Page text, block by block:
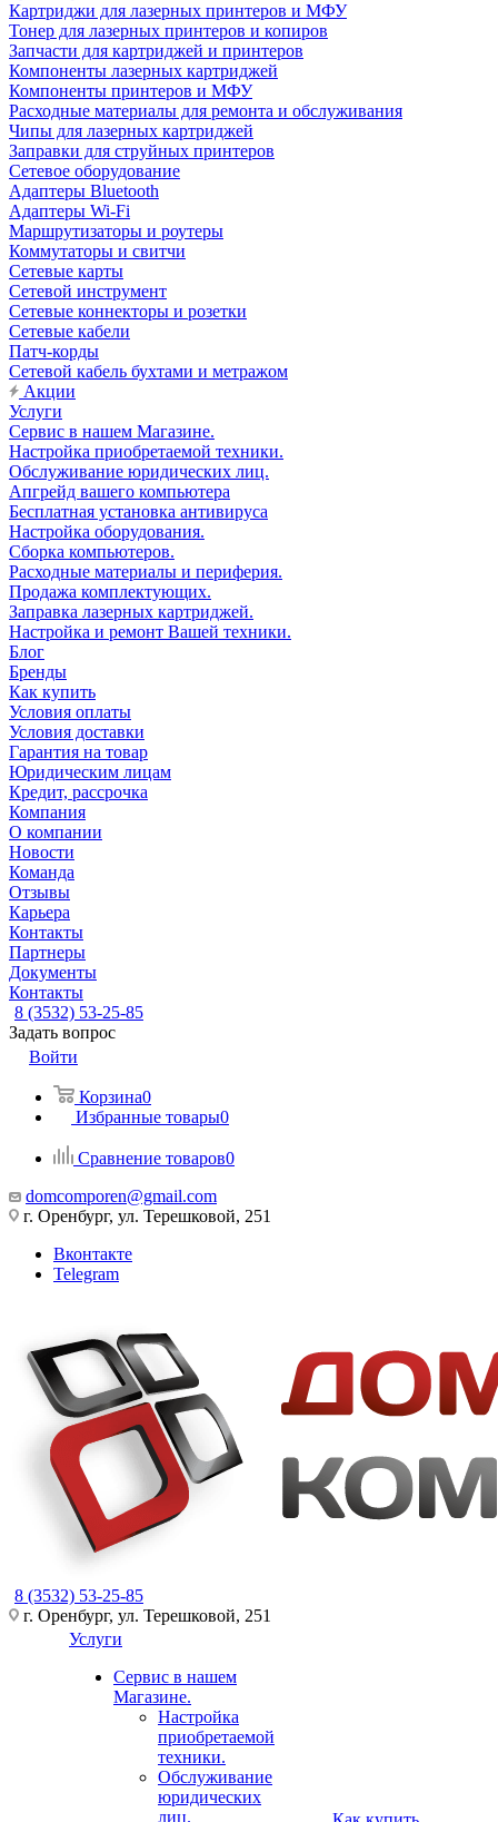
Картриджи для лазерных принтеров и МФУ
Тонер для лазерных принтеров и копиров
Запчасти для картриджей и принтеров
Компоненты лазерных картриджей
Компоненты принтеров и МФУ
Расходные материалы для ремонта и обслуживания
Чипы для лазерных картриджей
Заправки для струйных принтеров
Сетевое оборудование
Адаптеры Bluetooth
Адаптеры Wi-Fi
Маршрутизаторы и роутеры
Коммутаторы и свитчи
Сетевые карты
Сетевой инструмент
Сетевые коннекторы и розетки
Сетевые кабели
Патч-корды
Сетевой кабель бухтами и метражом
Акции
Услуги
Сервис в нашем Магазине.
Настройка приобретаемой техники.
Обслуживание юридических лиц.
Апгрейд вашего компьютера
Бесплатная установка антивируса
Настройка оборудования.
Сборка компьютеров.
Расходные материалы и периферия.
Продажа комплектующих.
Заправка лазерных картриджей.
Настройка и ремонт Вашей техники.
Блог
Бренды
Как купить
Условия оплаты
Условия доставки
Гарантия на товар
Юридическим лицам
Кредит, рассрочка
Компания
О компании
Новости
Команда
Отзывы
Карьера
Контакты
Партнеры
Документы
Контакты
8 (3532) 53-25-85
Задать вопрос
Войти
Корзина0
Избранные товары0
Сравнение товаров0
domcomporen@gmail.com
г. Оренбург, ул. Терешковой, 251
Вконтакте
Telegram
8 (3532) 53-25-85
г. Оренбург, ул. Терешковой, 251
Услуги
Сервис в нашем
Магазине.
Настройка
приобретаемой
техники.
Обслуживание
юридических
лиц.